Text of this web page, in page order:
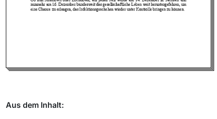
Aus dem Inhalt: